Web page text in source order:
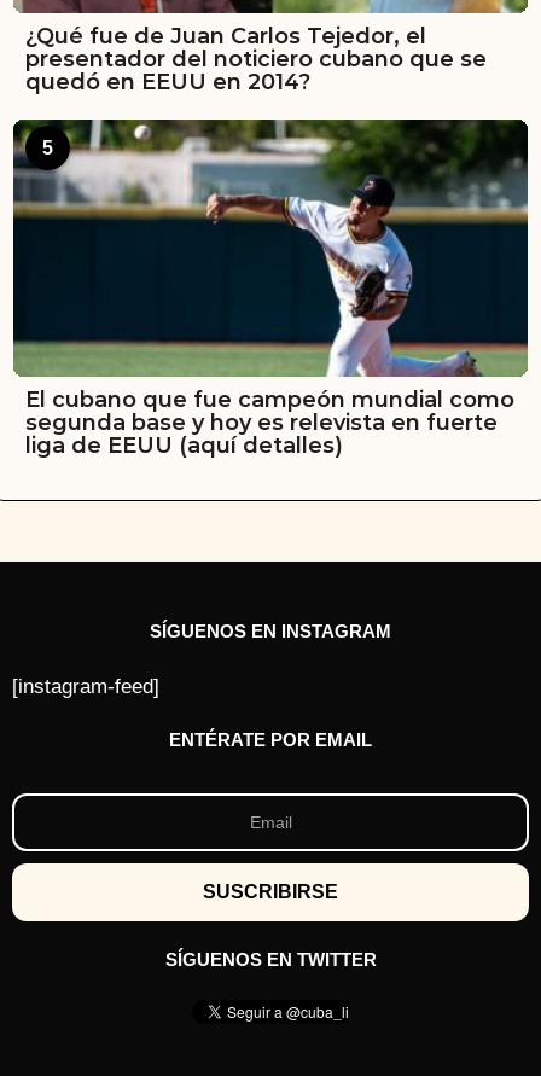
¿Qué fue de Juan Carlos Tejedor, el
presentador del noticiero cubano que se
quedó en EEUU en 2014?
5
El cubano que fue campeón mundial como
segunda base y hoy es relevista en fuerte
liga de EEUU (aquí detalles)
SÍGUENOS EN INSTAGRAM
[instagram-feed]
ENTÉRATE POR EMAIL
SÍGUENOS EN TWITTER